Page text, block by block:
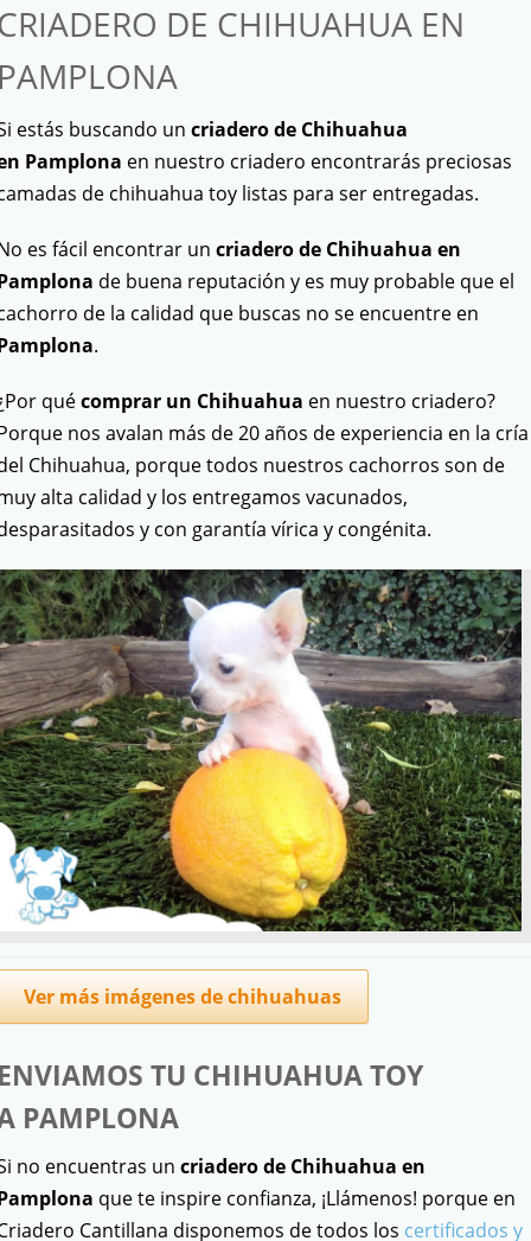
DE CHIHUAHUA EN
estás buscando un criadero de Chihuahua
Pamplona en nuestro criadero encontrarás preciosas
de chihuahua toy listas para ser entregadas.
es fácil encontrar un criadero de Chihuahua en
de buena reputación y es muy probable que el
de la calidad que buscas no se encuentre en
.
quécomprar un Chihuahua en nuestro criadero?
nos avalan más de 20 años de experiencia en la cría
Chihuahua, porque todos nuestros cachorros son de
alta calidad y los entregamos vacunados,
y con garantía vírica y congénita.
Ver más imágenes de chihuahuas
TU CHIHUAHUA TOY
PAMPLONA
no encuentras un criadero de Chihuahua en
que te inspire confianza, ¡Llámenos! porque en
Cantillana disponemos de todos los certificados y